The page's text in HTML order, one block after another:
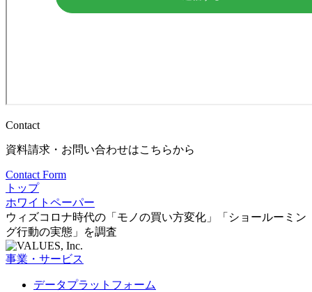
Contact
資料請求・お問い合わせはこちらから
Contact Form
トップ
ホワイトペーパー
ウィズコロナ時代の「モノの買い方変化」「ショールーミン
グ行動の実態」を調査
事業・サービス
データプラットフォーム